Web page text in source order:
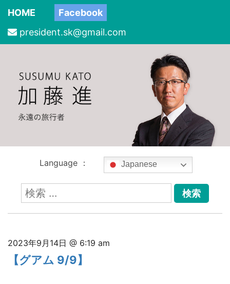
HOME
Facebook
president.sk@gmail.com
Language ： Japanese
検
索:
2023年9月14日 @ 6:19 am
【グアム 9/9】